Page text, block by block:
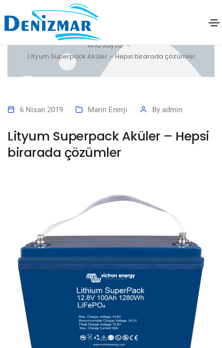
Lityum Superpack Aküler – Hepsi birarada
Ana Sayfa
Lityum Superpack Aküler – Hepsi birarada çözümler
6 Nisan 2019 Marin Enerji By admin
Lityum Superpack Aküler – Hepsi
birarada çözümler